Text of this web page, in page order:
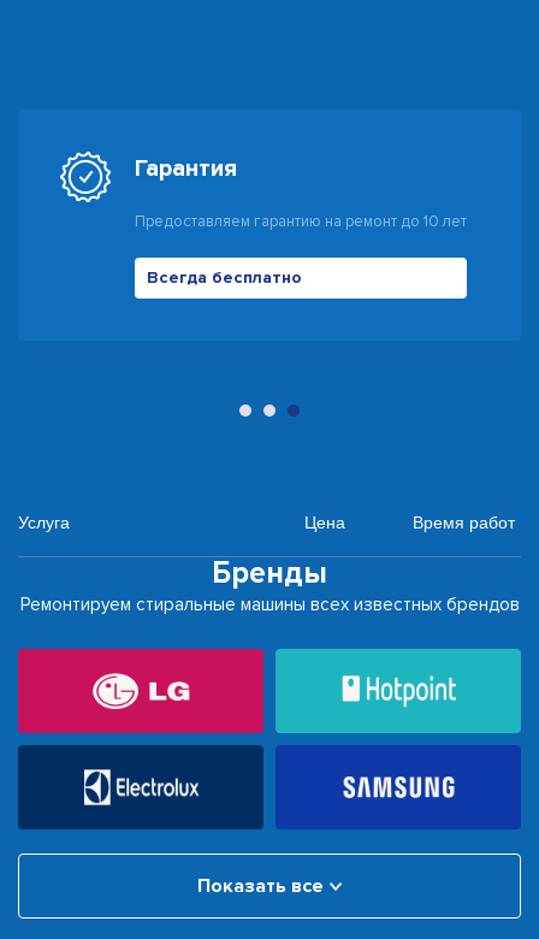
Гарантия
Предоставляем гарантию на ремонт до 10 лет
Всегда бесплатно
Услуга Цена Время работ
Бренды
Ремонтируем стиральные машины всех известных брендов
Показать все